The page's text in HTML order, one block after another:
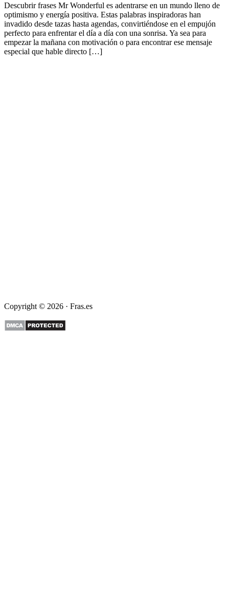
Descubrir frases Mr Wonderful es adentrarse en un mundo lleno de
optimismo y energía positiva. Estas palabras inspiradoras han
invadido desde tazas hasta agendas, convirtiéndose en el empujón
perfecto para enfrentar el día a día con una sonrisa. Ya sea para
empezar la mañana con motivación o para encontrar ese mensaje
especial que hable directo […]
Copyright © 2026 · Fras.es